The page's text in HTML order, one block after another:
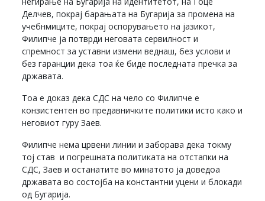
Делчев, покрај барањата на Бугарија за промена на
учебнмиците, покрај оспорувањето на јазикот,
Филипче ја потврди неговата сервилност и
спремност за уставни измени веднаш, без услови и
без гаранции дека тоа ќе биде последната пречка за
државата.
Тоа е доказ дека СДС на чело со Филипче е
конзистентен во предавничките политики исто како и
неговиот гуру Заев.
Филипче нема црвени линии и заборава дека токму
тој став и погрешната политиката на отстапки на
СДС, Заев и останатите во минатото ја доведоа
државата во состојба на константни уцени и блокади
од Бугарија.